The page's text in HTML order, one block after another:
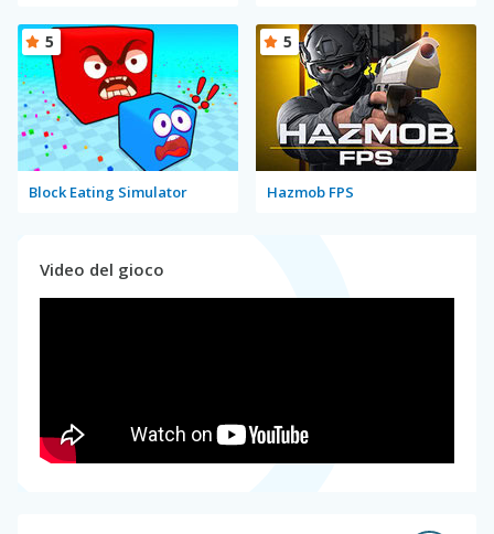
Block Eating Simulator
5
Hazmob FPS
5
Video del gioco